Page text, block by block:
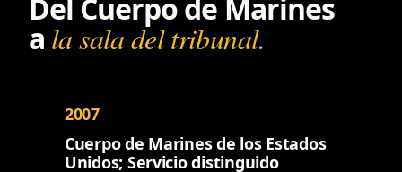
Del Cuerpo de Marines
a la sala del tribunal.
2007
Cuerpo de Marines de los Estados
Unidos; Servicio distinguido